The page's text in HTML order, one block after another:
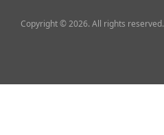
Copyright © 2026. All rights reserved.